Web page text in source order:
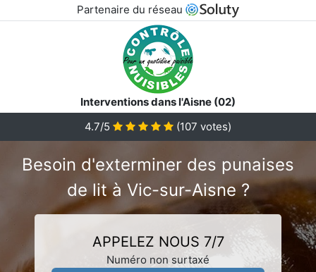
Partenaire du réseau
Interventions dans l'Aisne (02)
4.7/5 (107 votes)
Besoin d'exterminer des punaises
de lit à Vic-sur-Aisne ?
APPELEZ NOUS 7/7
Numéro non surtaxé